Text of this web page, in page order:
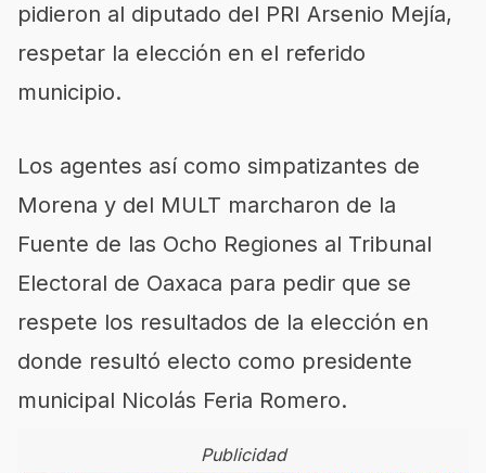
pidieron al diputado del PRI Arsenio Mejía,
respetar la elección en el referido
municipio.
Los agentes así como simpatizantes de
Morena y del MULT marcharon de la
Fuente de las Ocho Regiones al Tribunal
Electoral de Oaxaca para pedir que se
respete los resultados de la elección en
donde resultó electo como presidente
municipal Nicolás Feria Romero.
Publicidad